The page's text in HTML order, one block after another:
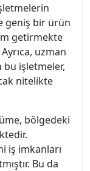
geniş bir ürün
getirmekte
uzman
işletmeler,
nitelikte
bölgedeki
iş imkanları
Bu da